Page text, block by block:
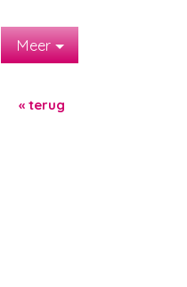
Meer
« terug